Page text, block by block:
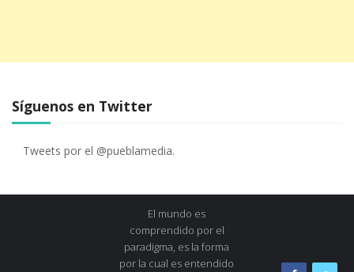
Síguenos en Twitter
Tweets por el @pueblamedia.
El mundo es
comprendido por el
paradigma, es la forma
por la cual es entendido